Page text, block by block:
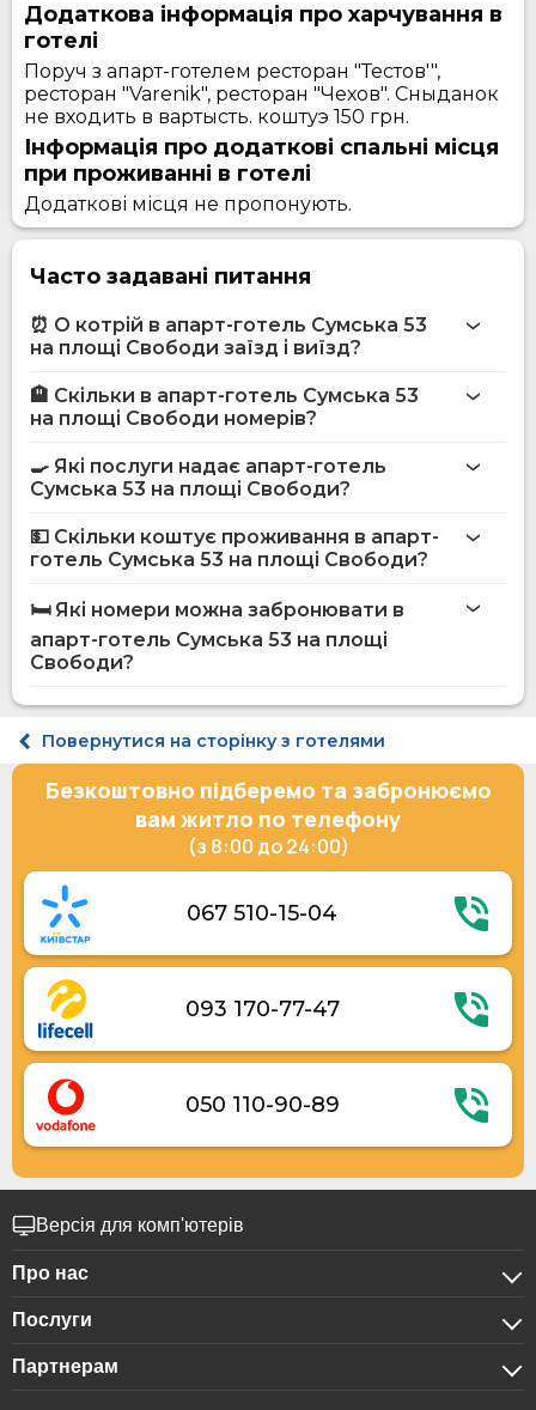
Додаткова інформація про харчування в
готелі
Поруч з апарт-готелем ресторан "Тестов'",
ресторан "Varenik", ресторан "Чехов". Сныданок
не входить в вартысть. коштуэ 150 грн.
Інформація про додаткові спальні місця
при проживанні в готелі
Додаткові місця не пропонують.
Часто задавані питання
⏰ О котрій в апарт-готель Сумська 53
на площі Свободи заїзд і виїзд?
Більше інформації про Апарт-готель Сумська 53 на
площі Свободи
🏨 Скільки в апарт-готель Сумська 53
на площі Свободи номерів?
на сайті
🍳 Які послуги надає апарт-готель
Сумська 53 на площі Свободи?
Пральня
Термінал для оплати карткою
Вулична парковка
Персонал розмовляє англійською мовою
Мікрохвильова піч
Духовка
Електричний чайник
Кухонне приладдя
💵 Скільки коштує проживання в апарт-
готель Сумська 53 на площі Свободи?
Свободи
🛏️ Які номери можна забронювати в
апарт-готель Сумська 53 на площі
Свободи?
Апартаменти двомісний
Апартаменти 4-місний
Апартаменти 4-місний з балконом
Делюкс двомісний без балкону
Повернутися на сторінку з готелями
Безкоштовно підберемо та забронюємо
вам житло по телефону
(з 8:00 до 24:00)
067 510-15-04
093 170-77-47
050 110-90-89
Версія для комп'ютерів
Про нас
Про компанію
Конфіденційність
Послуги
Для бізнес-клієнтів
Партнерам